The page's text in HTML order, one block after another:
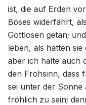
ist, die auf Erden
Böses widerfährt,
Gottlosen getan;
leben, als hätten sie
aber ich halte auch
den Frohsinn, dass
sei unter der Sonne
fröhlich zu sein;